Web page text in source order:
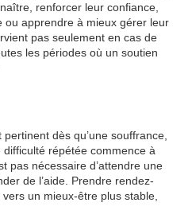
renforcer leur confiance,
ou apprendre à mieux gérer leur
pas seulement en cas de
les périodes où un soutien
dès qu’une souffrance,
répétée commence à
pas nécessaire d’attendre une
de l’aide. Prendre rendez-
un mieux-être plus stable,